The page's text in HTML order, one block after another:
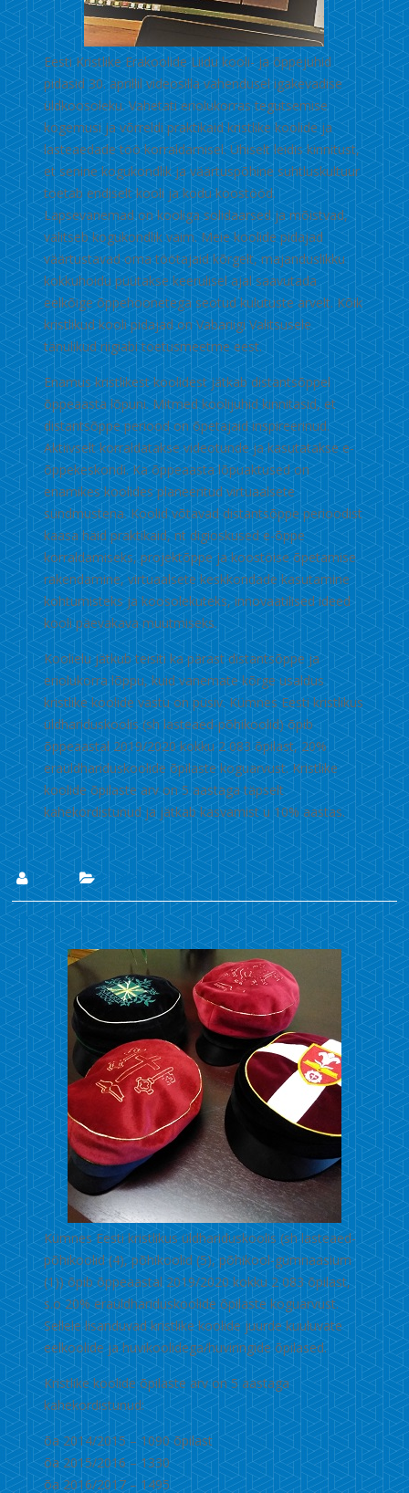
Eesti Kristlike Erakoolide Liidu kooli- ja õppejuhid
pidasid 30. aprillil videosilla vahendusel igakevadise
üldkoosoleku. Vahetati eriolukorras tegutsemise
kogemusi ja võrreldi praktikaid kristlike koolide ja
lasteaedade töö korraldamisel. Ühiselt leidis kinnitust,
et senine kogukondlik ja väärtuspõhine suhtluskultuur
toetab endiselt kooli ja kodu koostööd.
Lapsevanemad on kooliga solidaarsed ja mõistvad,
valitseb kogukondlik vaim. Meie koolide pidajad
väärtustavad oma töötajaid kõrgelt, majanduslikku
kokkuhoidu püütakse keerulisel ajal saavutada
eelkõige õppehoonetega seotud kulutuste arvelt. Kõik
kristlikud kooli pidajad on Vabariigi Valitsusele
tänulikud riigiabi toetusmeetme eest.
Enamus kristlikest koolidest jätkab distantsõppel
õppeaasta lõpuni. Mitmed koolijuhid kinnitasid, et
distantsõppe periood on õpetajaid inspireerinud.
Aktiivselt korraldatakse videotunde ja kasutatakse e-
õppekeskondi. Ka õppeaasta lõpuaktused on
enamikes koolides planeeritud virtuaalsete
sündmustena. Koolid võtavad distantsõppe perioodist
kaasa häid praktikaid, nt digioskused e-õppe
korraldamiseks, projektõppe ja koostöise õpetamise
rakendamine, virtuaalsete keskkondade kasutamine
kohtumisteks ja koosolekuteks, innovaatilised ideed
kooli päevakava muutmiseks.
Koolielu jätkub teisiti ka pärast distantsõppe ja
eriolukorra lõppu, kuid vanemate kõrge usaldus
kristlike koolide vastu on püsiv. Kümnes Eesti kristlikus
üldhariduskoolis (sh lasteaed-põhikoolid) õpib
õppeaastal 2019/2020 kokku 2 083 õpilast, 20%
eraüldhariduskoolide õpilaste koguarvust. Kristlike
koolide õpilaste arv on 5 aastaga täpselt
kahekordistunud ja jätkab kasvamist u 10% aastas.
Lii Uudised
29. apr. 2020
Kümnes Eesti kristlikus üldhariduskoolis (sh lasteaed-
põhikoolid (4), põhikoolid (5), põhikool-gümnaasium
(1)) õpib õppeaastal 2019/2020 kokku 2 083 õpilast,
s.o 20% eraüldhariduskoolide õpilaste koguarvust.
Sellele lisanduvad kristlike koolide juurde kuuluvate
eelkoolide ja huvikoolidega/huviringide õpilased.
Kristlike koolide õpilaste arv on 5 aastaga
kahekordistunud:
õa 2014/2015 – 1090 õpilast
õa 2015/2016 – 1330
õa 2016/2017 – 1495